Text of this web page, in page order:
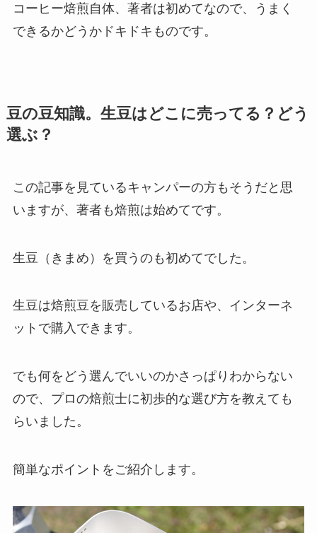
コーヒー焙煎自体、著者は初めてなので、うまく
できるかどうかドキドキものです。
豆の豆知識。生豆はどこに売ってる？どう
選ぶ？
この記事を見ているキャンパーの方もそうだと思
いますが、著者も焙煎は始めてです。
生豆（きまめ） を買うのも初めてでした。
生豆は焙煎豆を販売しているお店や、インターネ
ットで購入できます。
でも何をどう選んでいいのかさっぱりわからない
ので、 プロの焙煎士に初歩的な選び方を教えても
らいました。
簡単なポイントをご紹介します。